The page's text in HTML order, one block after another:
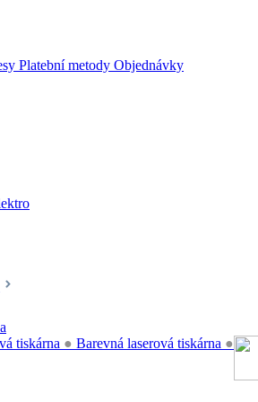
Platební metody Objednávky
tiskárna ● Barevná laserová tiskárna ●